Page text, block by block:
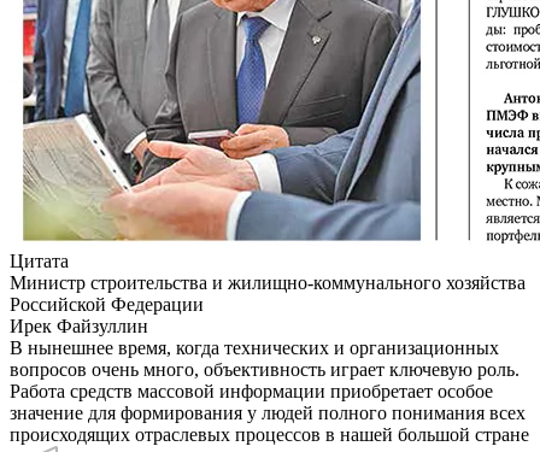
Цитата
Министр строительства и жилищно-коммунального хозяйства
Российской Федерации
Ирек Файзуллин
В нынешнее время, когда технических и организационных
вопросов очень много, объективность играет ключевую роль.
Работа средств массовой информации приобретает особое
значение для формирования у людей полного понимания всех
происходящих отраслевых процессов в нашей большой стране